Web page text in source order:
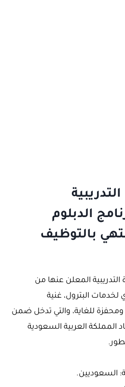
الدبلوم
بالتوظيف
التدريبية المعلن عنها من
البترول، غنية
للغاية، والتي تدخل ضمن
اقتصاد المملكة العربية السعودية
السعوديين.